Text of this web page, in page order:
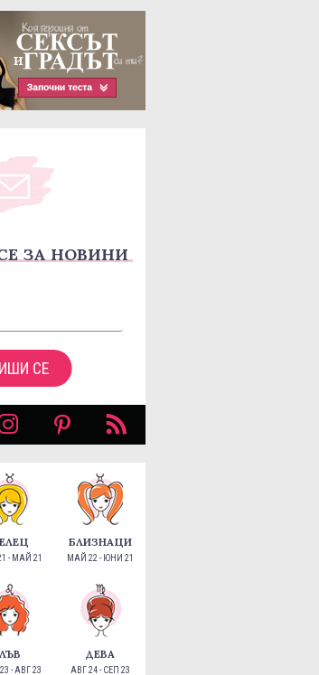
ЗА НОВИНИ
СЕ
- МАЙ 21
БЛИЗНАЦИ
МАЙ 22 - ЮНИ 21
ЛЪВ
- АВГ 23
ДЕВА
АВГ 24 - СЕП 23